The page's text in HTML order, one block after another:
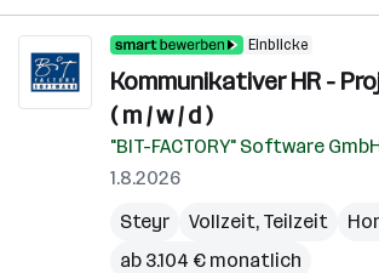
Einblicke
Kommunikativer HR -
( m / w / d )
"BIT-FACTORY" Software
1.8.2026
Steyr
Vollzeit, Teilzeit
ab 3.104 € monatlich